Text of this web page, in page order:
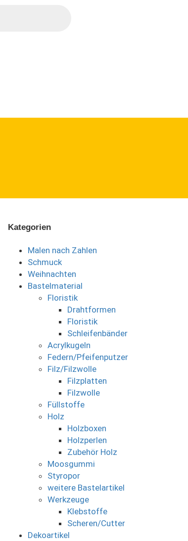
Kategorien
Malen nach Zahlen
Schmuck
Weihnachten
Bastelmaterial
Floristik
Drahtformen
Floristik
Schleifenbänder
Acrylkugeln
Federn/Pfeifenputzer
Filz/Filzwolle
Filzplatten
Filzwolle
Füllstoffe
Holz
Holzboxen
Holzperlen
Zubehör Holz
Moosgummi
Styropor
weitere Bastelartikel
Werkzeuge
Klebstoffe
Scheren/Cutter
Dekoartikel